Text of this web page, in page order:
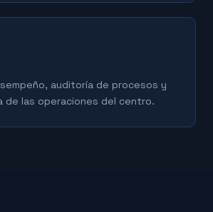
auditoría de procesos y
de las operaciones del centro.